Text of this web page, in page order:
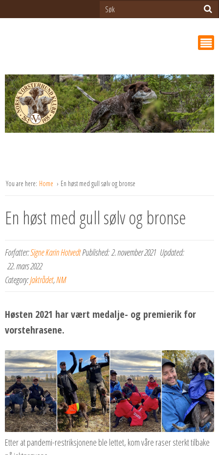
You are here: Home En høst med gull sølv og bronse
En høst med gull sølv og bronse
Forfatter:Signe Karin HotvedtPublished: 2. november 2021 Updated:
22. mars 2022
Category:Jaktrådet,NM
Høsten 2021 har vært medalje- og premierik for
vorstehrasene.
Etter at pandemi-restriksjonene ble lettet, kom våre raser sterkt tilbake